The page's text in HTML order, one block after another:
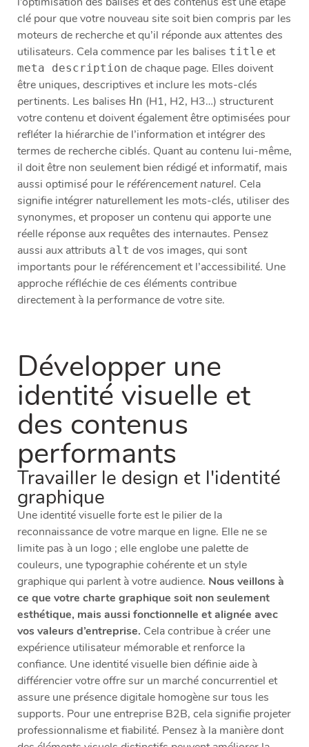
clé pour que votre nouveau site soit bien compris par les
moteurs de recherche et qu’il réponde aux attentes des
utilisateurs. Cela commence par les balises title et
meta description de chaque page. Elles doivent
être uniques, descriptives et inclure les mots-clés
pertinents. Les balises Hn (H1, H2, H3…) structurent
votre contenu et doivent également être optimisées pour
refléter la hiérarchie de l’information et intégrer des
termes de recherche ciblés. Quant au contenu lui-même,
il doit être non seulement bien rédigé et informatif, mais
aussi optimisé pour le référencement naturel. Cela
signifie intégrer naturellement les mots-clés, utiliser des
synonymes, et proposer un contenu qui apporte une
réelle réponse aux requêtes des internautes. Pensez
aussi aux attributs alt de vos images, qui sont
importants pour le référencement et l’accessibilité. Une
approche réfléchie de ces éléments contribue
directement à la performance de votre site.
Développer une
identité visuelle et
des contenus
performants
Travailler le design et l'identité
graphique
Une identité visuelle forte est le pilier de la
reconnaissance de votre marque en ligne. Elle ne se
limite pas à un logo ; elle englobe une palette de
couleurs, une typographie cohérente et un style
graphique qui parlent à votre audience. Nous veillons à
ce que votre charte graphique soit non seulement
esthétique, mais aussi fonctionnelle et alignée avec
vos valeurs d’entreprise. Cela contribue à créer une
expérience utilisateur mémorable et renforce la
confiance. Une identité visuelle bien définie aide à
différencier votre offre sur un marché concurrentiel et
assure une présence digitale homogène sur tous les
supports. Pour une entreprise B2B, cela signifie projeter
professionnalisme et fiabilité. Pensez à la manière dont